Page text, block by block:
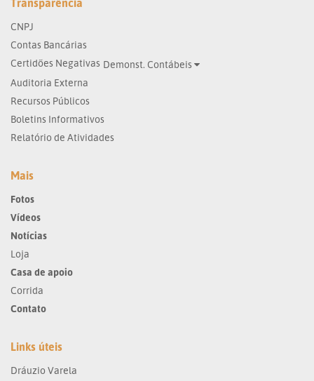
Transparência
CNPJ
Contas Bancárias
Certidões Negativas Demonst. Contábeis
Auditoria Externa
Recursos Públicos
Boletins Informativos
Relatório de Atividades
Mais
Fotos
Vídeos
Notícias
Loja
Casa de apoio
Corrida
Contato
Links úteis
Dráuzio Varela